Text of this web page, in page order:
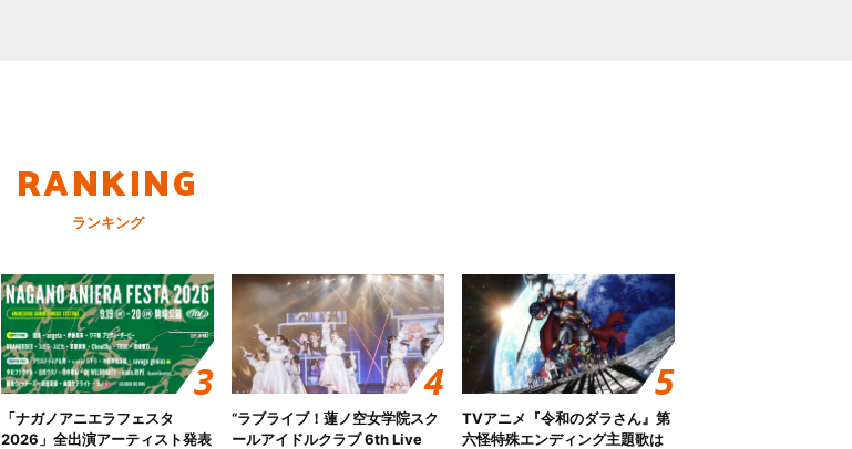
RANKING
ランキング
「ナガノアニエラフェスタ
2026」全出演アーティスト発表
“ラブライブ！蓮ノ空女学院スク
ールアイドルクラブ 6th Live
TVアニメ『令和のダラさん』第
六怪特殊エンディング主題歌は